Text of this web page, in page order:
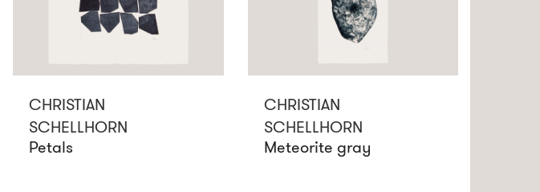
CHRISTIAN
SCHELLHORN
Petals
CHRISTIAN
SCHELLHORN
Meteorite gray